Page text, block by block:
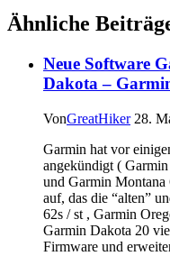
Ähnliche
Neue Software
Dakota –
VonGreatHiker 28.
Garmin hat vor
angekündigt (
und Garmin
auf, das die “alten”
62s / st , Garmin
Garmin Dakota 20
Firmware und